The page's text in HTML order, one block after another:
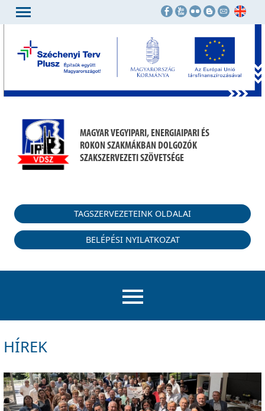
MAGYAR VEGYIPARI, ENERGIAIPARI ÉS
ROKON SZAKMÁKBAN DOLGOZÓK
SZAKSZERVEZETI SZÖVETSÉGE
TAGSZERVEZETEINK OLDALAI
BELÉPÉSI NYILATKOZAT
HÍREK